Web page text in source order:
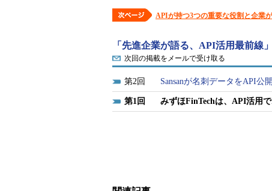
APIが持つ3つの重要な役割と企業
「先進企業が語る、API活用最前線
次回の掲載をメールで受け取る
2 Sansanが名刺データをAPI公
1 みずほFinTechは、API活用